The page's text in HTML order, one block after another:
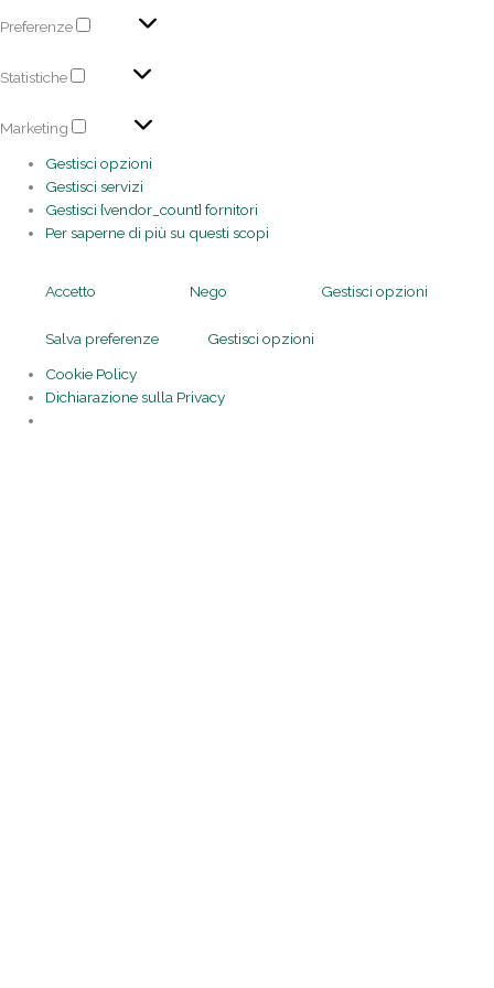
Preferenze
Statistiche
Marketing
Gestisci opzioni
Gestisci servizi
Gestisci {vendor_count} fornitori
Per saperne di più su questi scopi
Accetto Nego Gestisci opzioni
Salva preferenze
Gestisci opzioni
Cookie Policy
Dichiarazione sulla Privacy